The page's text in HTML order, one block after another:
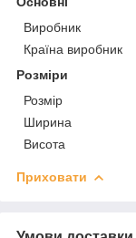
Виробник
Країна виробник
Розміри
Розмір
Ширина
Висота
Приховати